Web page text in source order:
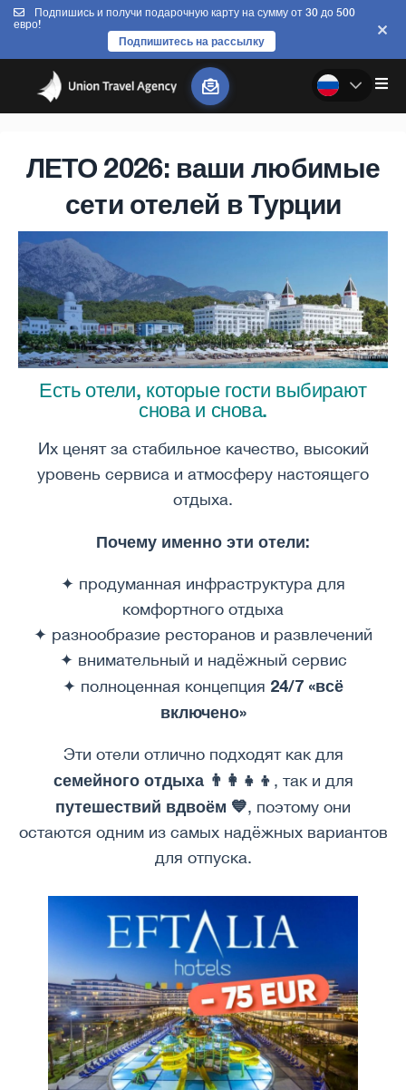
Подпишись и получи подарочную карту на сумму от 30 до 500
евро!
Подпишитесь на рассылку
ЛЕТО 2026: ваши любимые
сети отелей в Турции
Есть отели, которые гости выбирают
снова и снова.
Их ценят за стабильное качество, высокий
уровень сервиса и атмосферу настоящего
отдыха.
Почему именно эти отели:
✦ продуманная инфраструктура для
комфортного отдыха
✦ разнообразие ресторанов и развлечений
✦ внимательный и надёжный сервис
✦ полноценная концепция 24/7 «всё
включено»
Эти отели отлично подходят как для
семейного отдыха 👨‍👩‍👧‍👦 , так и для
путешествий вдвоём 💙, поэтому они
остаются одним из самых надёжных вариантов
для отпуска.